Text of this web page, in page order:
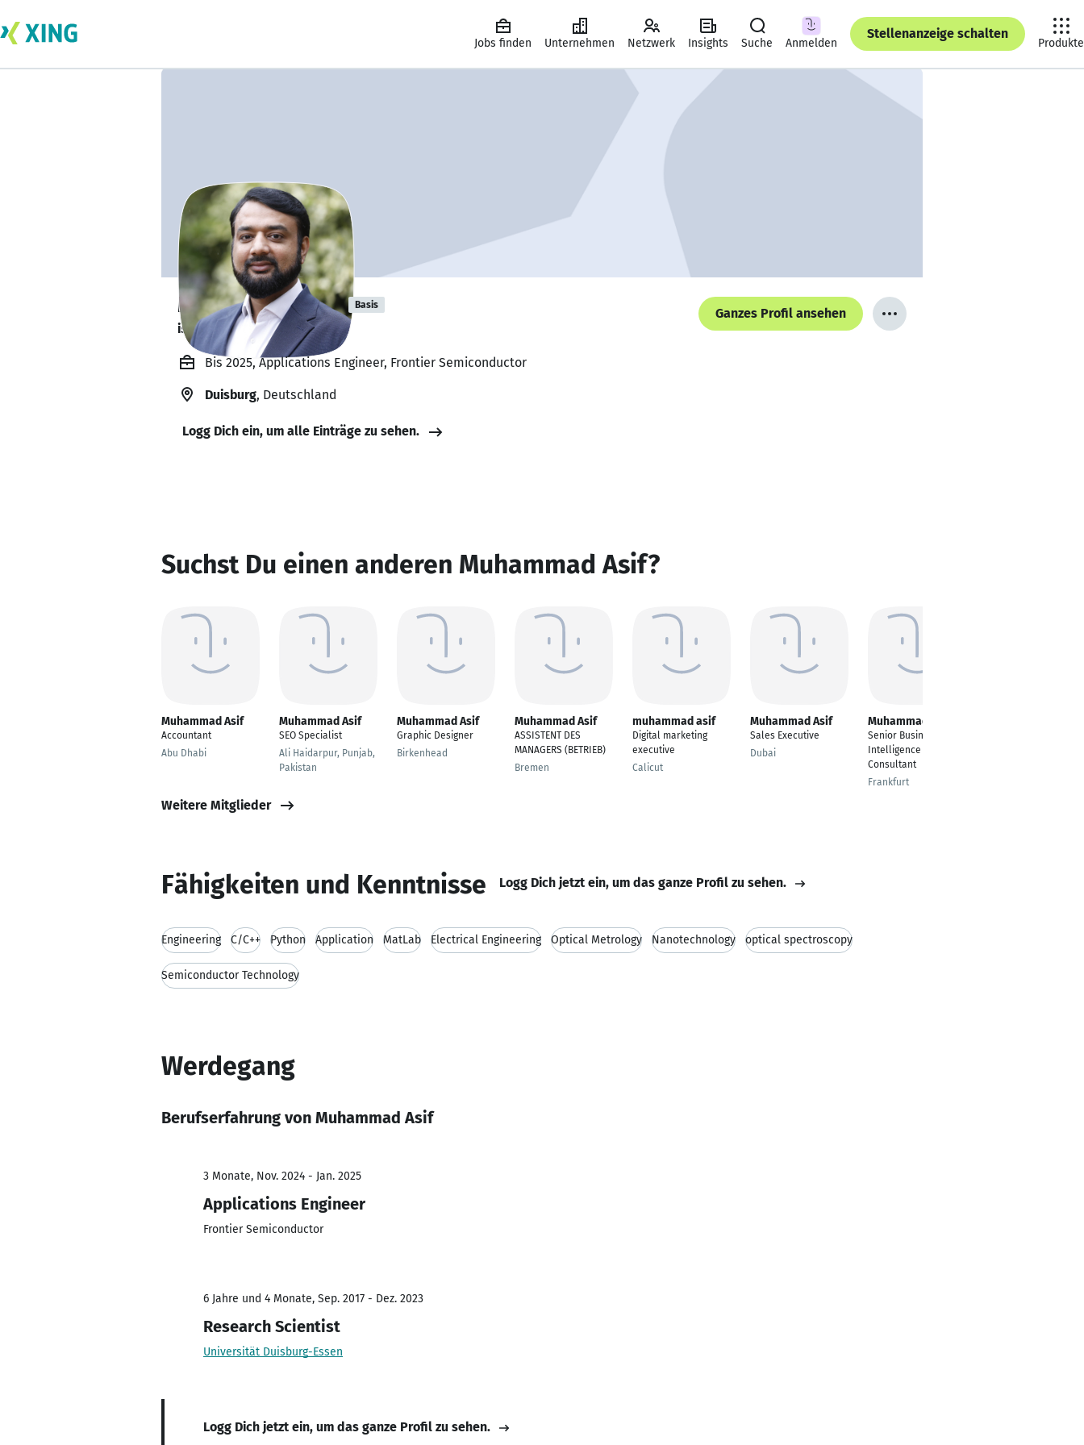
Jobs finden Unternehmen Netzwerk Insights Suche Anmelden
Stellenanzeige schalten
Produkte
Muhammad Asif Basis
is available. ✅
Ganzes Profil ansehen
Bis 2025, Applications Engineer, Frontier Semiconductor
Duisburg, Deutschland
Logg Dich ein, um alle Einträge zu sehen.
Suchst Du einen anderen Muhammad Asif?
Muhammad Asif
Accountant
Abu Dhabi
Muhammad Asif
SEO Specialist
Ali Haidarpur, Punjab,
Pakistan
Muhammad Asif
Graphic Designer
Birkenhead
Muhammad Asif
ASSISTENT DES
MANAGERS (BETRIEB)
Bremen
muhammad asif
Digital marketing
executive
Calicut
Muhammad Asif
Sales Executive
Dubai
Muhammad Asif
Senior Business
Intelligence
Consultant
Frankfurt
Weitere Mitglieder
Fähigkeiten und Kenntnisse Logg Dich jetzt ein, um das ganze Profil zu sehen.
Engineering C/C++ Python Application MatLab Electrical Engineering Optical Metrology Nanotechnology optical spectroscopy
Semiconductor Technology
Werdegang
Berufserfahrung von Muhammad Asif
3 Monate, Nov. 2024 - Jan. 2025
Applications Engineer
Frontier Semiconductor
6 Jahre und 4 Monate, Sep. 2017 - Dez. 2023
Research Scientist
Universität Duisburg-Essen
Logg Dich jetzt ein, um das ganze Profil zu sehen.